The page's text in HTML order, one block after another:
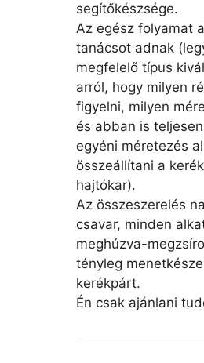
segítőkészsége.
Az egész folyamat
tanácsot adnak
megfelelő típus
arról, hogy milyen
figyelni, milyen
és abban is
egyéni méretezés
összeállítani a
hajtókar).
Az összeszerelés
csavar, minden
meghúzva-
tényleg
kerékpárt.
Én csak ajánlani